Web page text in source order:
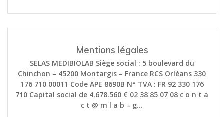
Mentions légales
SELAS MEDIBIOLAB Siège social : 5 boulevard du
Chinchon – 45200 Montargis – France RCS Orléans 330
176 710 00011 Code APE 8690B N° TVA : FR 92 330 176
710 Capital social de 4.678.560 € 02 38 85 07 08 c o n t a
c t @ m l a b – g…